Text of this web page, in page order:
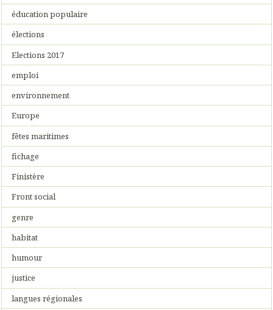
éducation populaire
élections
Elections 2017
emploi
environnement
Europe
fêtes maritimes
fichage
Finistère
Front social
genre
habitat
humour
justice
langues régionales